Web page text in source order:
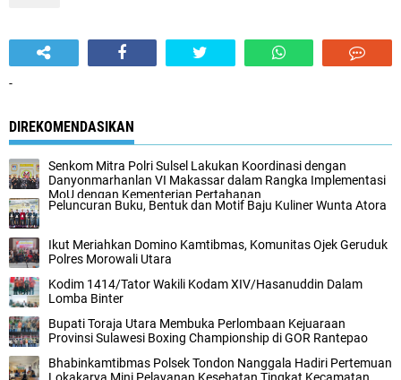
-
DIREKOMENDASIKAN
Senkom Mitra Polri Sulsel Lakukan Koordinasi dengan
Danyonmarhanlan VI Makassar dalam Rangka Implementasi
MoU dengan Kementerian Pertahanan
Peluncuran Buku, Bentuk dan Motif Baju Kuliner Wunta Atora
Ikut Meriahkan Domino Kamtibmas, Komunitas Ojek Geruduk
Polres Morowali Utara
Kodim 1414/Tator Wakili Kodam XIV/Hasanuddin Dalam
Lomba Binter
Bupati Toraja Utara Membuka Perlombaan Kejuaraan
Provinsi Sulawesi Boxing Championship di GOR Rantepao
Bhabinkamtibmas Polsek Tondon Nanggala Hadiri Pertemuan